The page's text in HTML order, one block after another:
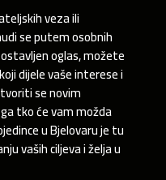
veza ili
se putem osobnih
oglas, možete
dijele vaše interese i
se novim
tko će vam možda
u Bjelovaru je tu
vaših ciljeva i želja u